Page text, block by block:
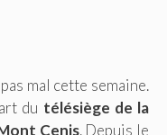
mal cette semaine.
du télésiège de la
Cenis. Depuis le